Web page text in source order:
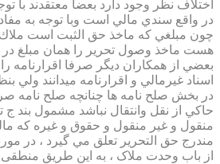
اختلاف نظر وجود دارد بعضا معتقدند با
در واقع سندي مالي است وبا توجه به
چون مبلغي كه ماخذ حق الثبت است
هست ماخذ وصول تحرير را همان مبلغ در
بعضي از همكاران ديگر صرفا
اسناد غيرمالي و اقرارنامه ميدانند ولي
در بخش صلح نامه ها چنانچه صلح نامه
حاكي از نقل وانتقال نباشد مشمول بند ج
منقول و غير منقول و حقوق و غيره كه
مندرج حق التحرير تعلق مي گيرد ، در
از باب وحدت ملاک ، به این طریق